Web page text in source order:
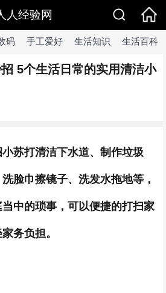
人经验网
码 手工爱好 生活知识 生活百科
5个生活日常的实用清洁小
苏打清洁下水道、制作垃圾
脸巾擦镜子、洗发水拖地等，
中的琐事，可以便捷的打扫家
务负担。